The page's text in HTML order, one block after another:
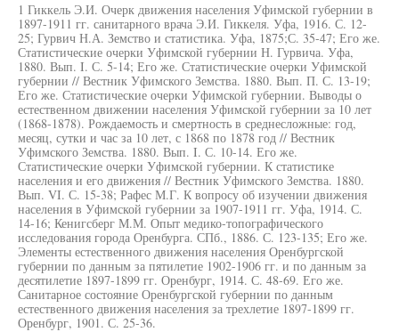
1 Гиккель Э.И. Очерк движения населения Уфимской губернии в
1897-1911 гг. санитарного врача Э.И. Гиккеля. Уфа, 1916. С. 12-
25; Гурвич Н.А. Земство и статистика. Уфа, 1875;С. 35-47; Его же.
Статистические очерки Уфимской губернии Н. Гурвича. Уфа,
1880. Вып. I. С. 5-14; Его же. Статистические очерки Уфимской
губернии // Вестник Уфимского Земства. 1880. Вып. П. С. 13-19;
Его же. Статистические очерки Уфимской губернии. Выводы о
естественном движении населения Уфимской губернии за 10 лет
(1868-1878). Рождаемость и смертность в среднесложные: год,
месяц, сутки и час за 10 лет, с 1868 по 1878 год // Вестник
Уфимского Земства. 1880. Вып. I. С. 10-14. Его же.
Статистические очерки Уфимской губернии. К статистике
населения и его движения // Вестник Уфимского Земства. 1880.
Вып. VI. С. 15-38; Рафес М.Г. К вопросу об изучении движения
населения в Уфимской губернии за 1907-1911 гг. Уфа, 1914. С.
14-16; Кенигсберг М.М. Опыт медико-топографического
исследования города Оренбурга. СПб., 1886. С. 123-135; Его же.
Элементы естественного движения населения Оренбургской
губернии по данным за пятилетие 1902-1906 гг. и по данным за
десятилетие 1897-1899 гг. Оренбург, 1914. С. 48-69. Его же.
Санитарное состояние Оренбургской губернии по данным
естественного движения населения за трехлетие 1897-1899 гг.
Оренбург, 1901. С. 25-36.